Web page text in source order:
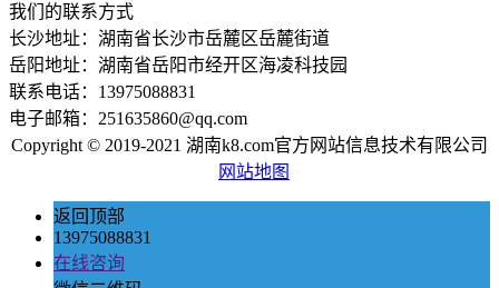
我们的联系方式
长沙地址：湖南省长沙市岳麓区岳麓街道
岳阳地址：湖南省岳阳市经开区海凌科技园
联系电话：13975088831
电子邮箱：251635860@qq.com
Copyright © 2019-2021 湖南k8.com官方网站信息技术有限公司
网站地图
返回顶部
13975088831
在线咨询